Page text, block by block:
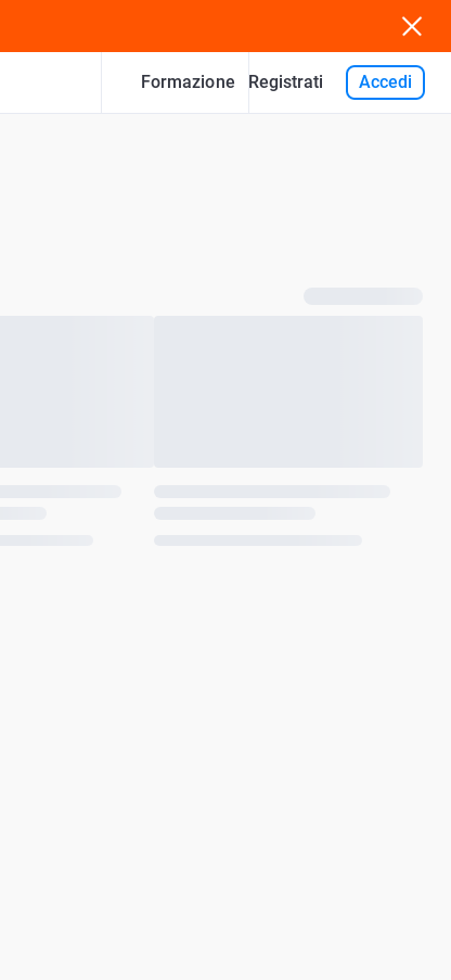
Formazione Registrati Accedi